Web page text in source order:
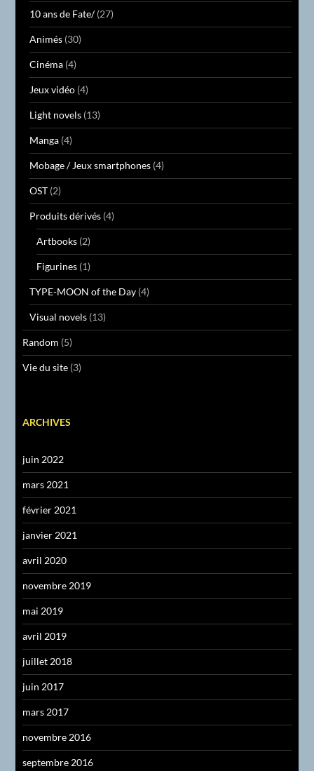
10 ans de Fate/(27)
Animés (30)
Cinéma (4)
Jeux vidéo (4)
Light novels (13)
Manga (4)
Mobage / Jeux smartphones (4)
OST (2)
Produits dérivés (4)
Artbooks (2)
Figurines (1)
TYPE-MOON of the Day (4)
Visual novels (13)
Random (5)
Vie du site (3)
ARCHIVES
juin 2022
mars 2021
février 2021
janvier 2021
avril 2020
novembre 2019
mai 2019
avril 2019
juillet 2018
juin 2017
mars 2017
novembre 2016
septembre 2016